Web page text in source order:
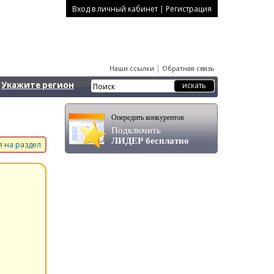
Вход в личный кабинет | Регистрация
Наши ссылки | Обратная связь
Укажите регион
на раздел
Опередить конкурентов
Подключить
ЛИДЕР бесплатно